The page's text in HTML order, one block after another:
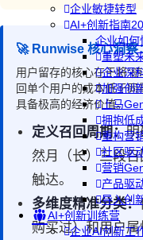
企业敏捷转型
AI+创新指南
企业如何
重塑未
企业深
加强创
上马
拥抱低
重构营
社区驱
营销
产品驱
导入创
AI+创新训练营
企业AI创新工
🚀 Runwise 核心洞察
用户留存的核心在于将“
回单个用户的成本低于
具备极高的经济价值。
定义召回周期：明
然月（长）三段
触达。
多维度精准分类：
购买过）和用户属